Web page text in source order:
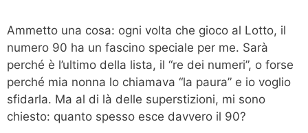
Ammetto una cosa: ogni volta che gioco al Lotto, il
numero 90 ha un fascino speciale per me. Sarà
perché è l’ultimo della lista, il “re dei numeri”, o forse
perché mia nonna lo chiamava “la paura” e io voglio
sfidarla. Ma al di là delle superstizioni, mi sono
chiesto: quanto spesso esce davvero il 90?